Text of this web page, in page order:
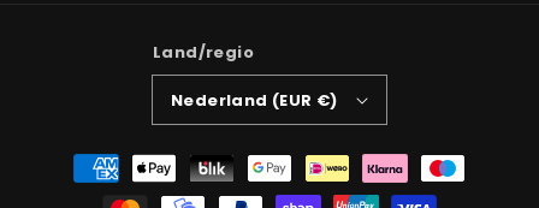
Land/regio
Nederland (EUR €)
Betaalmethoden